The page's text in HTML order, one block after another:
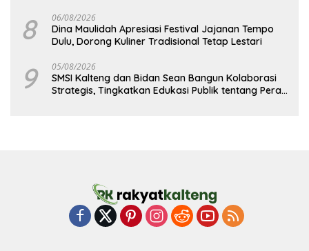
8 06/08/2026
Dina Maulidah Apresiasi Festival Jajanan Tempo
Dulu, Dorong Kuliner Tradisional Tetap Lestari
9 05/08/2026
SMSI Kalteng dan Bidan Sean Bangun Kolaborasi
Strategis, Tingkatkan Edukasi Publik tentang Peran